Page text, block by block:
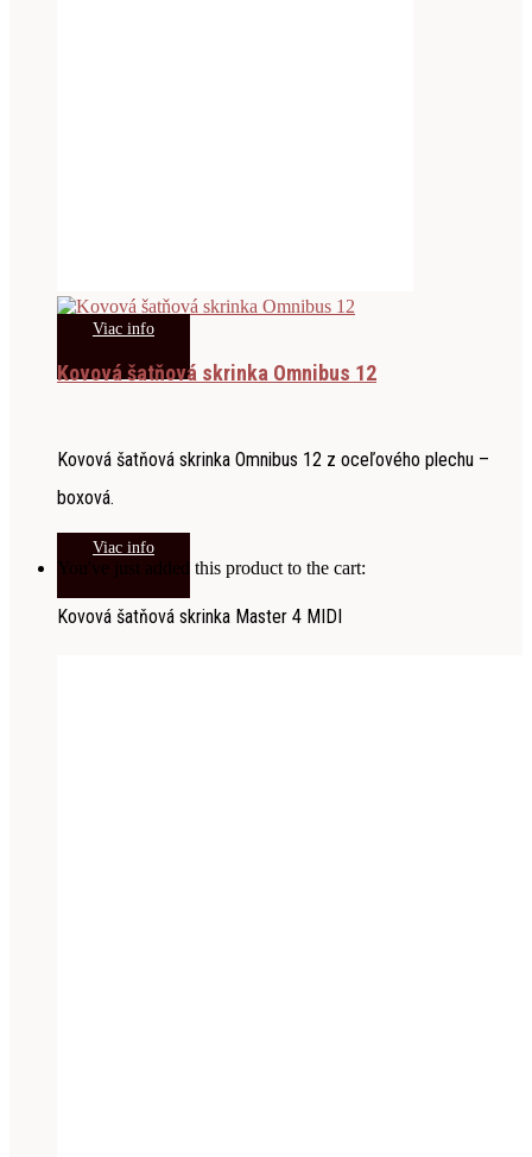
Viac info
Kovová šatňová skrinka Omnibus 12
Kovová šatňová skrinka Omnibus 12 z oceľového plechu –
boxová.
Viac info
You've just added this product to the cart:
Kovová šatňová skrinka Master 4 MIDI